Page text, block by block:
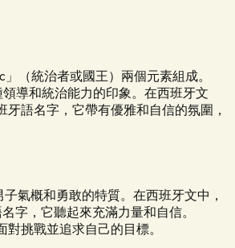
（統治者或國王）兩個元素組成。
導和統治能力的印象。在西班牙文
語名字，它帶有優雅和自信的氛圍，
氣概和勇敢的特質。在西班牙文中，
字，它聽起來充滿力量和自信。
挑戰並追求自己的目標。